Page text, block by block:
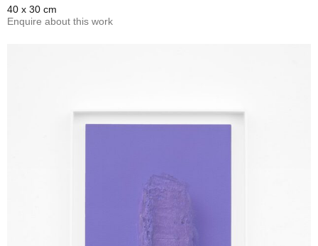
40 x 30 cm
Enquire about this work